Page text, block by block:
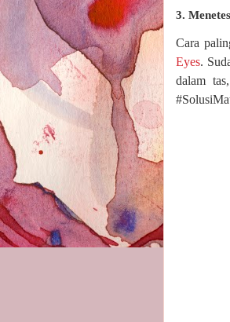
3.
Cara
Eyes.
dalam